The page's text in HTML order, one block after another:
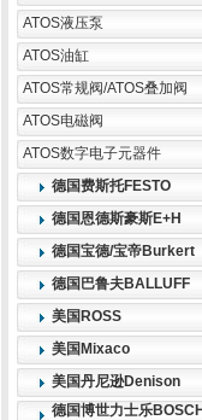
ATOS液压泵
ATOS油缸
ATOS常规阀/ATOS叠加阀
ATOS电磁阀
ATOS数字电子元器件
德国费斯托FESTO
德国恩德斯豪斯E+H
德国宝德/宝帝Burkert
德国巴鲁夫BALLUFF
美国ROSS
美国Mixaco
美国丹尼逊Denison
德国博世力士乐